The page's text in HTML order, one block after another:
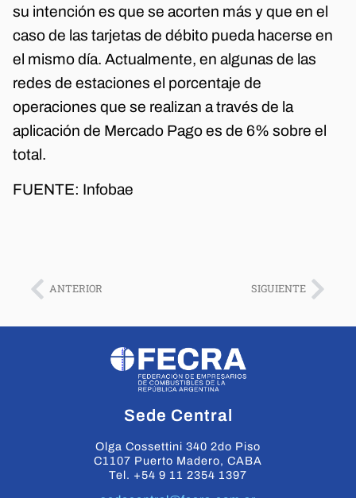
su intención es que se acorten más y que en el
caso de las tarjetas de débito pueda hacerse en
el mismo día. Actualmente, en algunas de las
redes de estaciones el porcentaje de
operaciones que se realizan a través de la
aplicación de Mercado Pago es de 6% sobre el
total.
FUENTE: Infobae
ANTERIOR SIGUIENTE
Sede Central
Olga Cossettini 340 2do Piso
C1107 Puerto Madero, CABA
Tel. +54 9 11 2354 1397